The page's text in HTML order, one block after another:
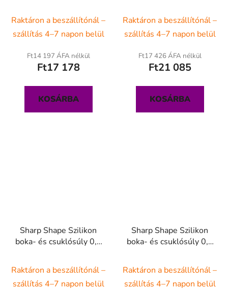
Raktáron a beszállítónál –
szállítás 4–7 napon belül
Ft14 197 ÁFA nélkül
Ft17 178
KOSÁRBA
Raktáron a beszállítónál –
szállítás 4–7 napon belül
Ft17 426 ÁFA nélkül
Ft21 085
KOSÁRBA
Sharp Shape Szilikon
boka- és csuklósúly 0,5
Raktáron a beszállítónál –
szállítás 4–7 napon belül
Sharp Shape Szilikon
boka- és csuklósúly 0,8
Raktáron a beszállítónál –
szállítás 4–7 napon belül